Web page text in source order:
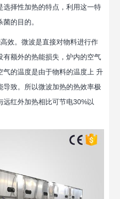
选择性加热的特点，利用这一特
的目的。
。微波是直接对物料进行作
有额外的热能损失，炉内的空气
气的温度是由于物料的温度上 升
导致。所以微波加热的热效率极
红外加热相比可节电30%以